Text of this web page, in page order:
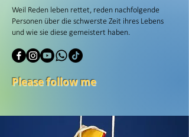
Weil Reden leben rettet, reden nachfolgende
Personen über die schwerste Zeit ihres Lebens
und wie sie diese gemeistert haben.
Please follow me